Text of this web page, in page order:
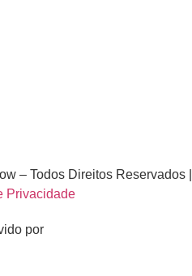
– Todos Direitos
Privacidade
por